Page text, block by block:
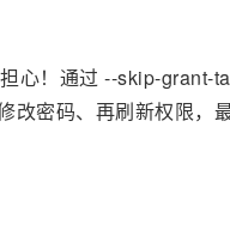
心！通过 --skip-grant-
改密码、再刷新权限，